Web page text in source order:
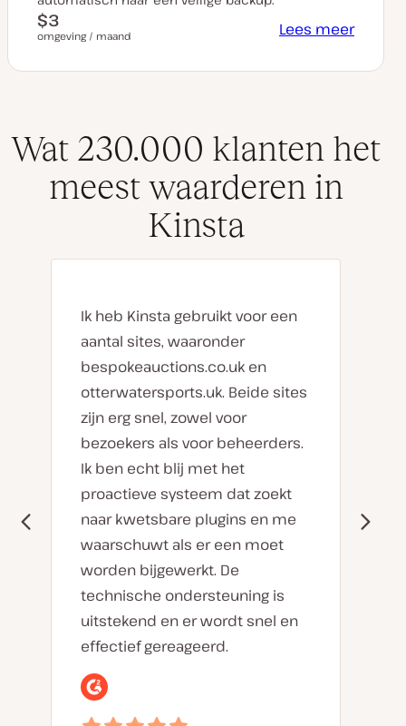
$3
omgeving / maand Lees meer
Wat 230.000 klanten het
meest waarderen in
Kinsta
Ik heb Kinsta gebruikt voor een
aantal sites, waaronder
bespokeauctions.co.uk en
otterwatersports.uk. Beide sites
zijn erg snel, zowel voor
bezoekers als voor beheerders.
Ik ben echt blij met het
proactieve systeem dat zoekt
naar kwetsbare plugins en me
waarschuwt als er een moet
worden bijgewerkt. De
technische ondersteuning is
uitstekend en er wordt snel en
effectief gereageerd.